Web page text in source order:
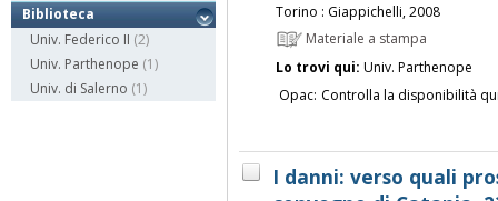
Biblioteca
Univ. Federico II (2)
Univ. Parthenope (1)
Univ. di Salerno (1)
Torino : Giappichelli, 2008
Materiale a stampa
Lo trovi qui: Univ. Parthenope
Opac: Controlla la disponibilità
I danni: verso quali